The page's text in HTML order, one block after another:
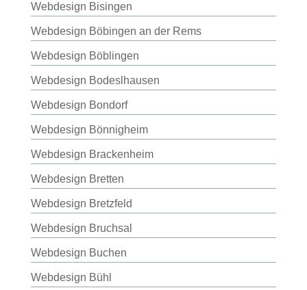
Webdesign Bisingen
Webdesign Böbingen an der Rems
Webdesign Böblingen
Webdesign Bodeslhausen
Webdesign Bondorf
Webdesign Bönnigheim
Webdesign Brackenheim
Webdesign Bretten
Webdesign Bretzfeld
Webdesign Bruchsal
Webdesign Buchen
Webdesign Bühl